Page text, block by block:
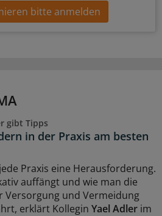
bitte anmelden
gibt Tipps
in der Praxis am besten
Praxis eine Herausforderung.
auffängt und wie man die
Versorgung und Vermeidung
erklärt Kollegin Yael Adler im